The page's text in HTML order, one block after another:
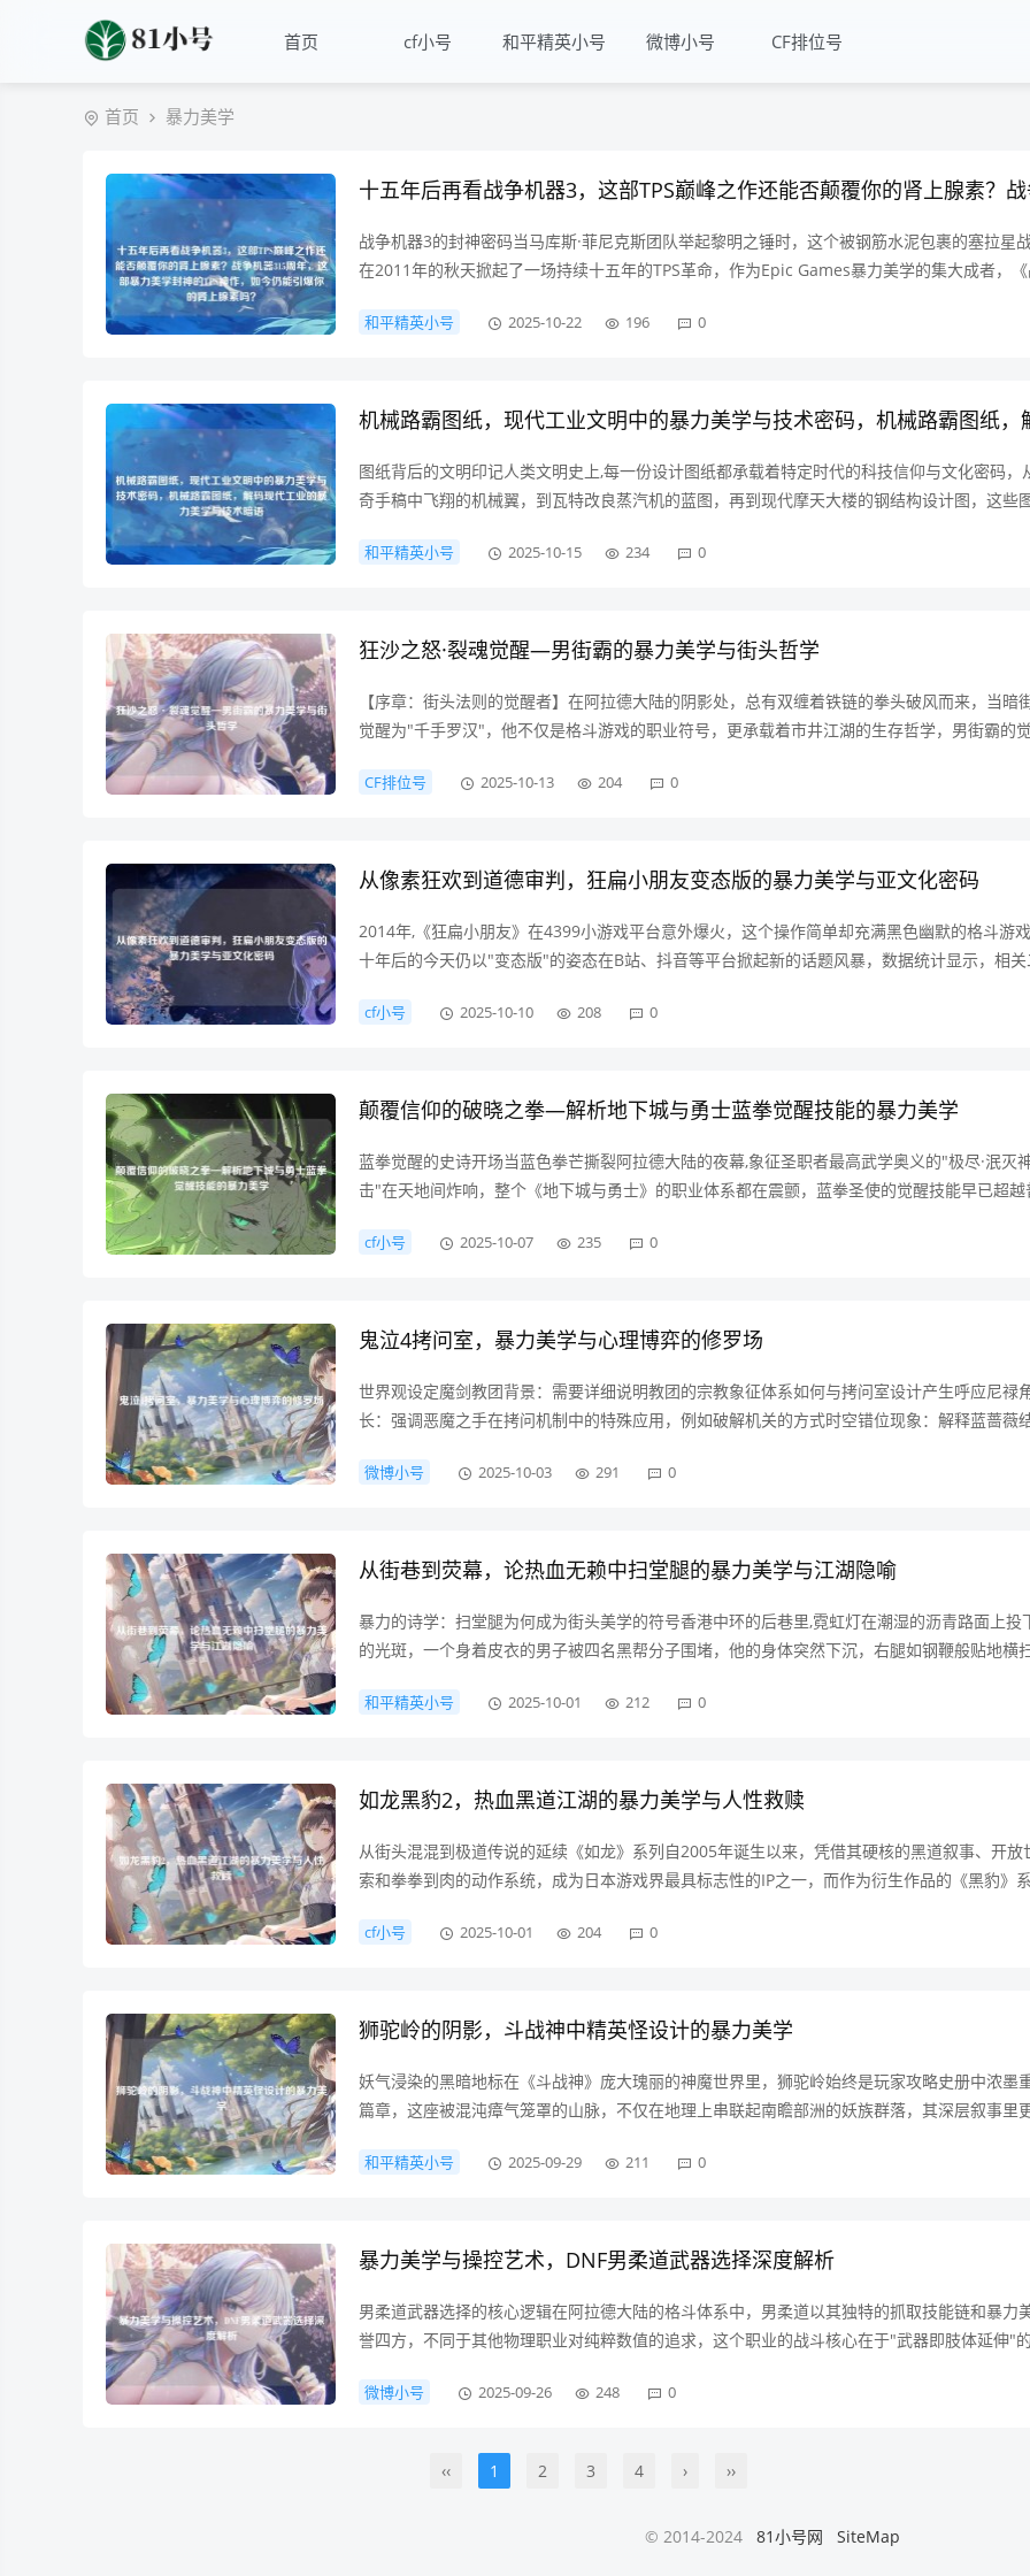
首页 cf小号 和平精英小号 微博小号 CF排位号
首页 暴力美学
战争机器3的封神密码当马库斯·菲尼克斯团队举起黎明之锤时，这个被钢筋水泥包裹的塞拉星战
在2011年的秋天掀起了一场持续十五年的TPS革命，作为Epic Games暴力美学的集大成者，《
为9.0分的硬核神作，是否依然……
和平精英小号 2025-10-22 196 0
图纸背后的文明印记人类文明史上,每一份设计图纸都承载着特定时代的科技信仰与文化密码，
奇手稿中飞翔的机械翼，到瓦特改良蒸汽机的蓝图，再到现代摩天大楼的钢结构设计图，这些
正以其独特的暴力美学姿态，成为工业设计领域的……
和平精英小号 2025-10-15 234 0
狂沙之怒·裂魂觉醒—男街霸的暴力美学与街头哲学
【序章：街头法则的觉醒者】在阿拉德大陆的阴影处，总有双缠着铁链的拳头破风而来，当暗
觉醒为"千手罗汉"，他不仅是格斗游戏的职业符号，更承载着市井江湖的生存哲学，男街霸的
将街头斗殴升华成暴力艺术，【暴力美学的具象化……
CF排位号 2025-10-13 204 0
从像素狂欢到道德审判，狂扁小朋友变态版的暴力美学与亚文化密码
2014年,《狂扁小朋友》在4399小游戏平台意外爆火，这个操作简单却充满黑色幽默的格斗游
十年后的今天仍以"变态版"的姿态在B站、抖音等平台掀起新的话题风暴，数据统计显示，相关
Flash游戏，为何能蜕变为经久……
cf小号 2025-10-10 208 0
颠覆信仰的破晓之拳—解析地下城与勇士蓝拳觉醒技能的暴力美学
蓝拳觉醒的史诗开场当蓝色拳芒撕裂阿拉德大陆的夜幕,象征圣职者最高武学奥义的"极尽·泯灭
击"在天地间炸响，整个《地下城与勇士》的职业体系都在震颤，蓝拳圣使的觉醒技能早已超越
——三段冲拳的矢量叠加、垂直砸击的动量守恒、冲击波……
cf小号 2025-10-07 235 0
鬼泣4拷问室，暴力美学与心理博弈的修罗场
世界观设定魔剑教团背景：需要详细说明教团的宗教象征体系如何与拷问室设计产生呼应尼禄
长：强调恶魔之手在拷问机制中的特殊应用，例如破解机关的方式时空错位现象：解释蓝蔷薇
场，墙壁挤压制造的狭小空间强制改变战斗方式场景交……
微博小号 2025-10-03 291 0
从街巷到荧幕，论热血无赖中扫堂腿的暴力美学与江湖隐喻
暴力的诗学：扫堂腿为何成为街头美学的符号香港中环的后巷里,霓虹灯在潮湿的沥青路面上投
的光斑，一个身着皮衣的男子被四名黑帮分子围堵，他的身体突然下沉，右腿如钢鞭般贴地横
赖》中最经典的扫堂腿场景，将东方武术的实用主义与……
和平精英小号 2025-10-01 212 0
如龙黑豹2，热血黑道江湖的暴力美学与人性救赎
从街头混混到极道传说的延续《如龙》系列自2005年诞生以来，凭借其硬核的黑道叙事、开放
索和拳拳到肉的动作系统，成为日本游戏界最具标志性的IP之一，而作为衍生作品的《黑豹》
罗篇》（以下简称《黑豹2》），不仅延续……
cf小号 2025-10-01 204 0
狮驼岭的阴影，斗战神中精英怪设计的暴力美学
妖气浸染的黑暗地标在《斗战神》庞大瑰丽的神魔世界里，狮驼岭始终是玩家攻略史册中浓墨
篇章，这座被混沌瘴气笼罩的山脉，不仅在地理上串联起南瞻部洲的妖族群落，其深层叙事里
楼，将游戏世界的暴力美学推向顶点——这里栖息着……
和平精英小号 2025-09-29 211 0
暴力美学与操控艺术，DNF男柔道武器选择深度解析
男柔道武器选择的核心逻辑在阿拉德大陆的格斗体系中，男柔道以其独特的抓取技能链和暴力
誉四方，不同于其他物理职业对纯粹数值的追求，这个职业的战斗核心在于"武器即肢体延伸"
色演绎出截然不同的战斗韵律，选择武器的核心标……
微博小号 2025-09-26 248 0
‹‹ 1 2 3 4 › ››
© 2014-2024 81小号网 SiteMap